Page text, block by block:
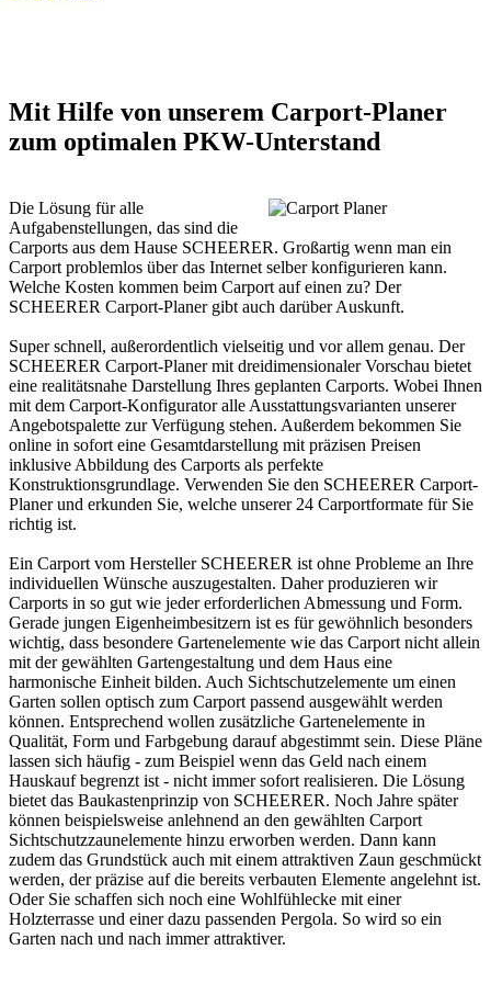
Mit Hilfe von unserem Carport-Planer
zum optimalen PKW-Unterstand
Die Lösung für alle
Aufgabenstellungen, das sind die
Carports aus dem Hause SCHEERER. Großartig wenn man ein
Carport problemlos über das Internet selber konfigurieren kann.
Welche Kosten kommen beim Carport auf einen zu? Der
SCHEERER Carport-Planer gibt auch darüber Auskunft.
Super schnell, außerordentlich vielseitig und vor allem genau. Der
SCHEERER Carport-Planer mit dreidimensionaler Vorschau bietet
eine realitätsnahe Darstellung Ihres geplanten Carports. Wobei Ihnen
mit dem Carport-Konfigurator alle Ausstattungsvarianten unserer
Angebotspalette zur Verfügung stehen. Außerdem bekommen Sie
online in sofort eine Gesamtdarstellung mit präzisen Preisen
inklusive Abbildung des Carports als perfekte
Konstruktionsgrundlage. Verwenden Sie den SCHEERER Carport-
Planer und erkunden Sie, welche unserer 24 Carportformate für Sie
richtig ist.
Ein Carport vom Hersteller SCHEERER ist ohne Probleme an Ihre
individuellen Wünsche auszugestalten. Daher produzieren wir
Carports in so gut wie jeder erforderlichen Abmessung und Form.
Gerade jungen Eigenheimbesitzern ist es für gewöhnlich besonders
wichtig, dass besondere Gartenelemente wie das Carport nicht allein
mit der gewählten Gartengestaltung und dem Haus eine
harmonische Einheit bilden. Auch Sichtschutzelemente um einen
Garten sollen optisch zum Carport passend ausgewählt werden
können. Entsprechend wollen zusätzliche Gartenelemente in
Qualität, Form und Farbgebung darauf abgestimmt sein. Diese Pläne
lassen sich häufig - zum Beispiel wenn das Geld nach einem
Hauskauf begrenzt ist - nicht immer sofort realisieren. Die Lösung
bietet das Baukastenprinzip von SCHEERER. Noch Jahre später
können beispielsweise anlehnend an den gewählten Carport
Sichtschutzzaunelemente hinzu erworben werden. Dann kann
zudem das Grundstück auch mit einem attraktiven Zaun geschmückt
werden, der präzise auf die bereits verbauten Elemente angelehnt ist.
Oder Sie schaffen sich noch eine Wohlfühlecke mit einer
Holzterrasse und einer dazu passenden Pergola. So wird so ein
Garten nach und nach immer attraktiver.